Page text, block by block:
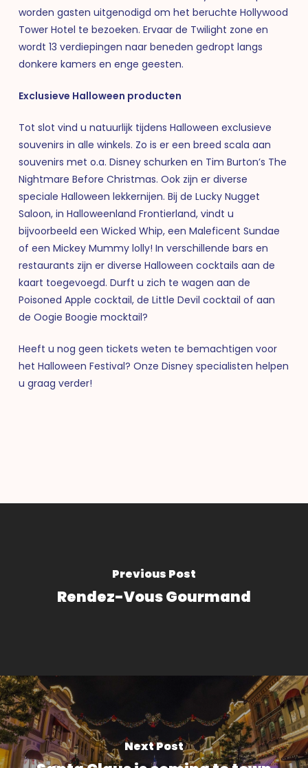
worden gasten uitgenodigd om het beruchte Hollywood
Tower Hotel te bezoeken. Ervaar de Twilight zone en
wordt 13 verdiepingen naar beneden gedropt langs
donkere kamers en enge geesten.
Exclusieve Halloween producten
Tot slot vind u natuurlijk tijdens Halloween exclusieve
souvenirs in alle winkels. Zo is er een breed scala aan
souvenirs met o.a. Disney schurken en Tim Burton’s The
Nightmare Before Christmas. Ook zijn er diverse
speciale Halloween lekkernijen. Bij de Lucky Nugget
Saloon, in Halloweenland Frontierland, vindt u
bijvoorbeeld een Wicked Whip, een Maleficent Sundae
of een Mickey Mummy lolly! In verschillende bars en
restaurants zijn er diverse Halloween cocktails aan de
kaart toegevoegd. Durft u zich te wagen aan de
Poisoned Apple cocktail, de Little Devil cocktail of aan
de Oogie Boogie mocktail?
Heeft u nog geen tickets weten te bemachtigen voor
het Halloween Festival? Onze Disney specialisten helpen
u graag verder!
Previous Post
Rendez-Vous Gourmand
Next Post